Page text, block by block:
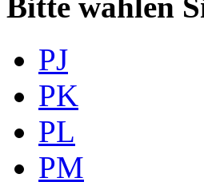
PJ
PK
PL
PM